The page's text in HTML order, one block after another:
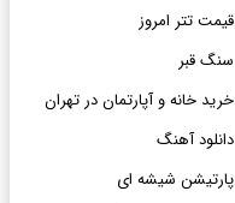
قیمت تتر امروز
سنگ قبر
خرید خانه و آپارتمان در تهران
دانلود آهنگ
پارتیشن شیشه ای